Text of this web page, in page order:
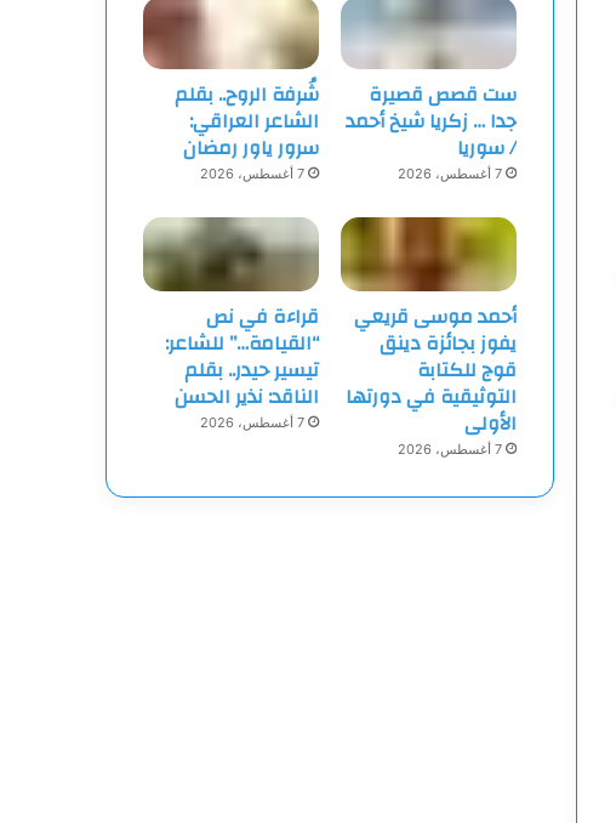
ست قصص قصيرة
جدا … زكريا شيخ أحمد
/ سوريا
7 أغسطس، 2026
شُرفة الروح.. بقلم
الشاعر العراقي:
سرور ياور رمضان
7 أغسطس، 2026
أحمد موسى قريعي
يفوز بجائزة دينق
قوج للكتابة
التوثيقية في دورتها
الأولى
7 أغسطس، 2026
قراءة في نص
“القيامة…” للشاعر:
تيسير حيدر.. بقلم
الناقد: نذير الحسن
7 أغسطس، 2026